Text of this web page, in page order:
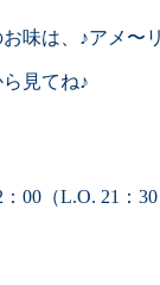
味は、♪アメ〜
見てね♪
00（L.O. 21：30